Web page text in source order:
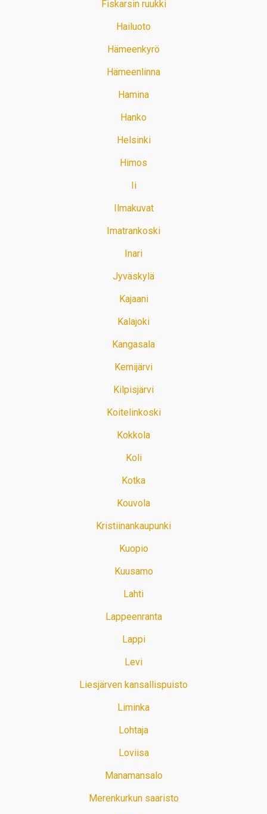
Fiskarsin ruukki
Hailuoto
Hämeenkyrö
Hämeenlinna
Hamina
Hanko
Helsinki
Himos
Ii
Ilmakuvat
Imatrankoski
Inari
Jyväskylä
Kajaani
Kalajoki
Kangasala
Kemijärvi
Kilpisjärvi
Koitelinkoski
Kokkola
Koli
Kotka
Kouvola
Kristiinankaupunki
Kuopio
Kuusamo
Lahti
Lappeenranta
Lappi
Levi
Liesjärven kansallispuisto
Liminka
Lohtaja
Loviisa
Manamansalo
Merenkurkun saaristo